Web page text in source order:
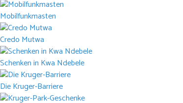
Mobilfunkmasten
Credo Mutwa
Schenken in Kwa Ndebele
Die Kruger-Barriere